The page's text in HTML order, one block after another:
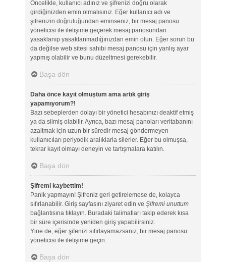
Öncelikle, kullanıcı adınız ve şifrenizi doğru olarak
girdiğinizden emin olmalısınız. Eğer kullanıcı adı ve
şifrenizin doğruluğundan eminseniz, bir mesaj panosu
yöneticisi ile iletişime geçerek mesaj panosundan
yasaklanıp yasaklanmadığınızdan emin olun. Eğer sorun bu
da değilse web sitesi sahibi mesaj panosu için yanlış ayar
yapmış olabilir ve bunu düzeltmesi gerekebilir.
Başa dön
Daha önce kayıt olmuştum ama artık giriş
yapamıyorum?!
Bazı sebeplerden dolayı bir yönetici hesabınızı deaktif etmiş
ya da silmiş olabilir. Ayrıca, bazı mesaj panoları veritabanını
azaltmak için uzun bir süredir mesaj göndermeyen
kullanıcıları periyodik aralıklarla silerler. Eğer bu olmuşsa,
tekrar kayıt olmayı deneyin ve tartışmalara katılın.
Başa dön
Şifremi kaybettim!
Panik yapmayın! Şifreniz geri getirelemese de, kolayca
sıfırlanabilir. Giriş sayfasını ziyaret edin ve Şifremi unuttum
bağlantısına tıklayın. Buradaki talimatları takip ederek kısa
bir süre içerisinde yeniden giriş yapabilirsiniz.
Yine de, eğer şifenizi sıfırlayamazsanız, bir mesaj panosu
yöneticisi ile iletişime geçin.
Başa dön